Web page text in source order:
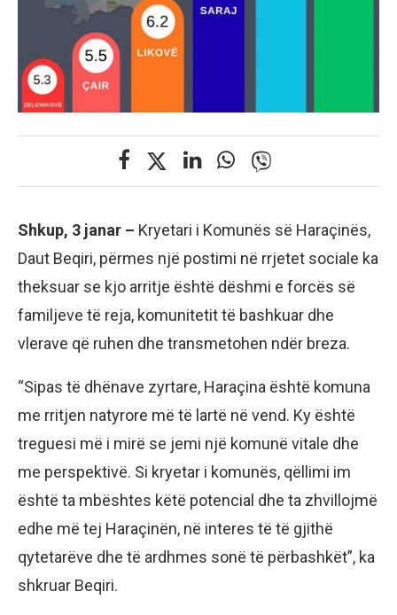
Shkup, 3 janar – Kryetari i Komunës së Haraçinës,
Daut Beqiri, përmes një postimi në rrjetet sociale ka
theksuar se kjo arritje është dëshmi e forcës së
familjeve të reja, komunitetit të bashkuar dhe
vlerave që ruhen dhe transmetohen ndër breza.
“Sipas të dhënave zyrtare, Haraçina është komuna
me rritjen natyrore më të lartë në vend. Ky është
treguesi më i mirë se jemi një komunë vitale dhe
me perspektivë. Si kryetar i komunës, qëllimi im
është ta mbështes këtë potencial dhe ta zhvillojmë
edhe më tej Haraçinën, në interes të të gjithë
qytetarëve dhe të ardhmes sonë të përbashkët”, ka
shkruar Beqiri.